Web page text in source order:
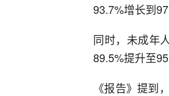
93.7%增长到
同时，未成年
89.5%提升至
《报告》提到